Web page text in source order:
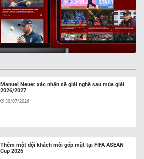
Manuel Neuer xác nhận sẽ giải nghệ sau mùa giải
2026/2027
30/07/2026
Thêm một đội khách mời góp mặt tại FIFA ASEAN
Cup 2026